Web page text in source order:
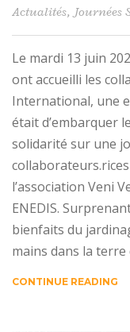
Actualités,Journées
Le mardi 13 juin
ont accueilli les
International, une
était d’embarquer
solidarité sur une
l’association Veni
ENEDIS.
bienfaits du
mains dans la
CONTINUE READING